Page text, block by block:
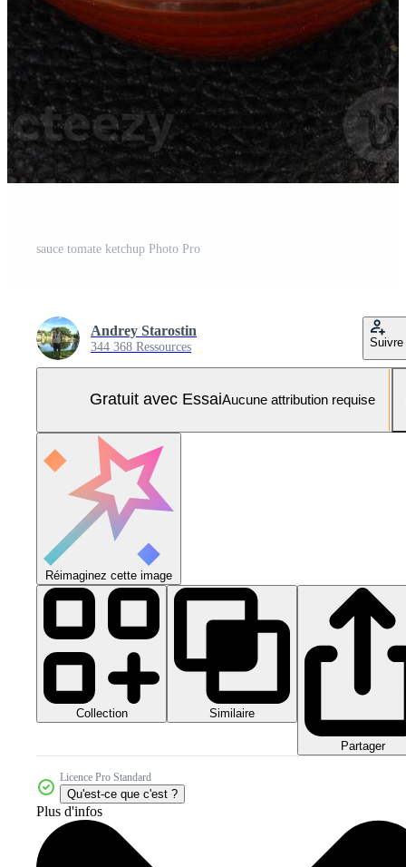
sauce tomate ketchup Photo Pro
Andrey Starostin
344 368 Ressources Suivre
Gratuit avec EssaiAucune attribution requise
Réimaginez cette image
Collection Similaire
Partager
Licence Pro Standard
Qu'est-ce que c'est ?
Plus d'infos